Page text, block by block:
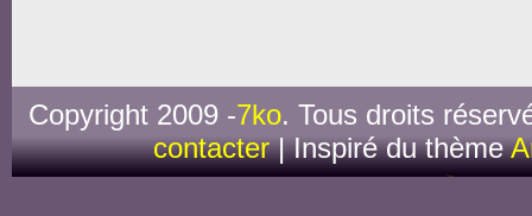
Copyright 2009 -7ko. Tous droits
contacter| Inspiré du thème